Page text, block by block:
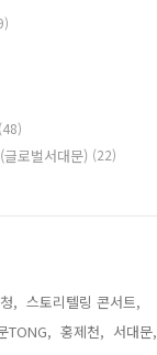
(48)
로벌서대문) (22)
, 스토리텔링 콘서트,
TONG, 홍제천, 서대문,